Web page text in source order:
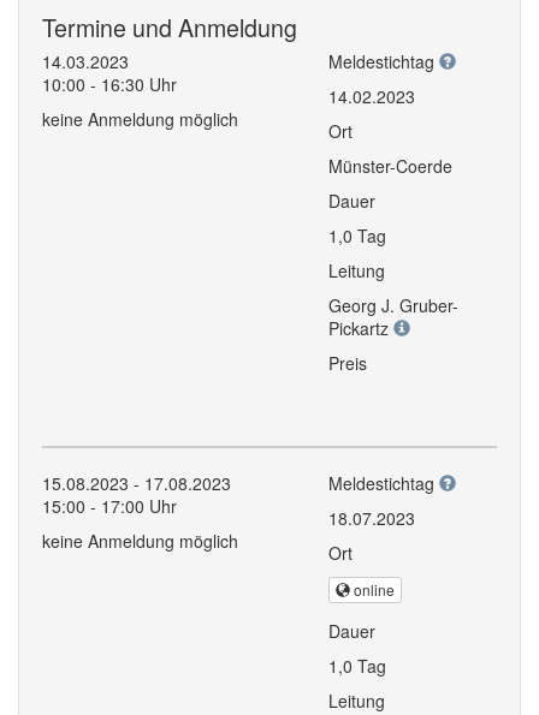
Termine und Anmeldung
14.03.2023
10:00 - 16:30 Uhr
keine Anmeldung möglich
Meldestichtag
14.02.2023
Ort
Münster-Coerde
Dauer
1,0 Tag
Leitung
Georg J. Gruber-
Pickartz
Preis
15.08.2023 - 17.08.2023
15:00 - 17:00 Uhr
keine Anmeldung möglich
Meldestichtag
18.07.2023
Ort
online
Dauer
1,0 Tag
Leitung